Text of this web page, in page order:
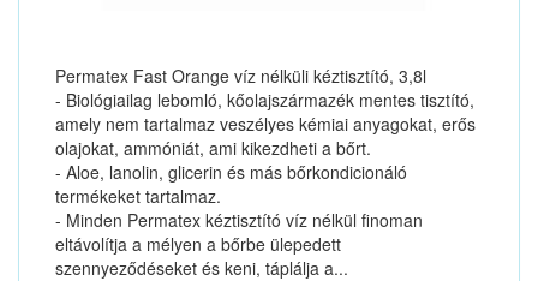
Permatex Fast Orange víz nélküli kéztisztító, 3,8l
- Biológiailag lebomló, kőolajszármazék mentes tisztító,
amely nem tartalmaz veszélyes kémiai anyagokat, erős
olajokat, ammóniát, ami kikezdheti a bőrt.
- Aloe, lanolin, glicerin és más bőrkondicionáló
termékeket tartalmaz.
- Minden Permatex kéztisztító víz nélkül finoman
eltávolítja a mélyen a bőrbe ülepedett
szennyeződéseket és keni, táplálja a...